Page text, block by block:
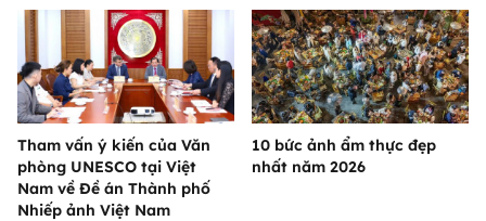
Tham vấn ý kiến của Văn
phòng UNESCO tại Việt
Nam về Đề án Thành phố
Nhiếp ảnh Việt Nam
10 bức ảnh ẩm thực đẹp
nhất năm 2026